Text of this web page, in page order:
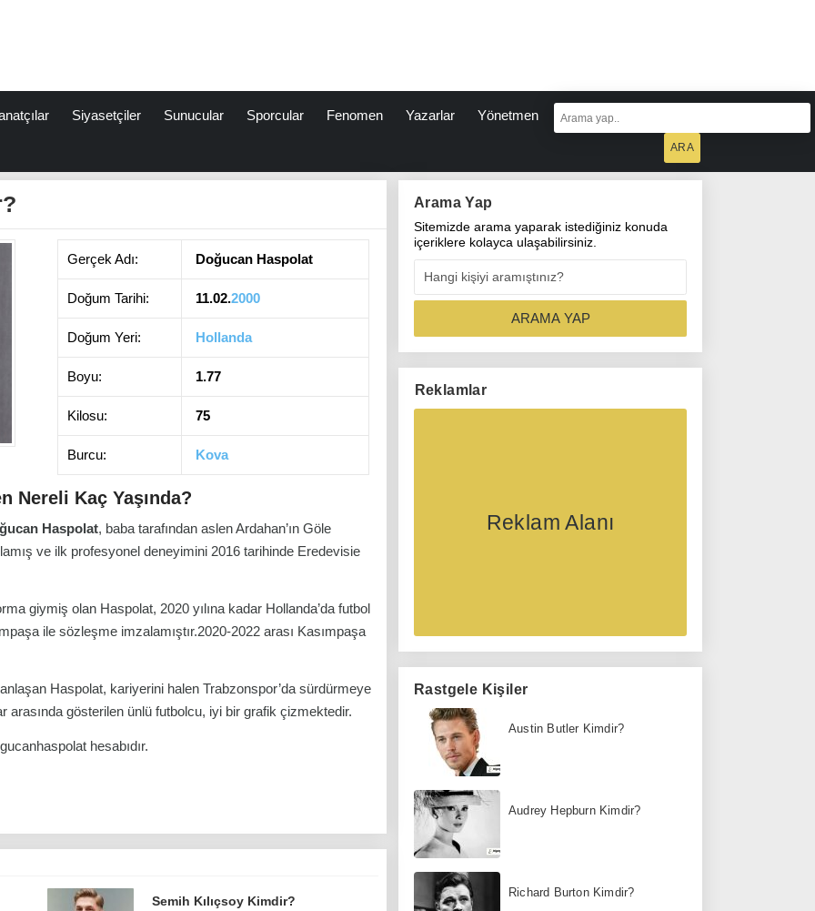
Siyasetçiler Sunucular Sporcular Fenomen Yazarlar Yönetmen
Gerçek Adı: Doğucan Haspolat
Doğum Tarihi: 11.02.2000
Doğum Yeri: Hollanda
Boyu: 1.77
Kilosu: 75
Burcu: Kova
Nereli Kaç Yaşında?
Haspolat, baba tarafından aslen Ardahan’ın Göle
ve ilk profesyonel deneyimini 2016 tarihinde Eredevisie
giymiş olan Haspolat, 2020 yılına kadar Hollanda’da futbol
ile sözleşme imzalamıştır.2020-2022 arası Kasımpaşa
Haspolat, kariyerini halen Trabzonspor’da sürdürmeye
arasında gösterilen ünlü futbolcu, iyi bir grafik çizmektedir.
hesabıdır.
Semih Kılıçsoy Kimdir?
Arama Yap
Sitemizde arama yaparak istediğiniz konuda
içeriklere kolayca ulaşabilirsiniz.
Reklamlar
Reklam Alanı
Rastgele Kişiler
Austin Butler Kimdir?
Audrey Hepburn Kimdir?
Richard Burton Kimdir?